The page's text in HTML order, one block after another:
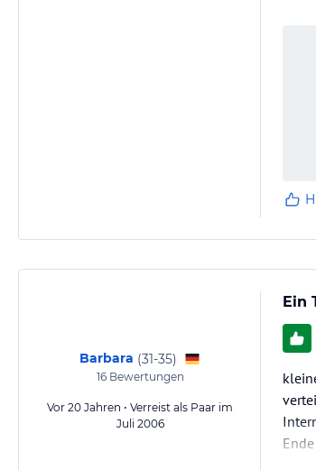
Barbara (31-35)
16Bewertungen
Vor 20 Jahren • Verreist als Paar im
Juli 2006
Ein